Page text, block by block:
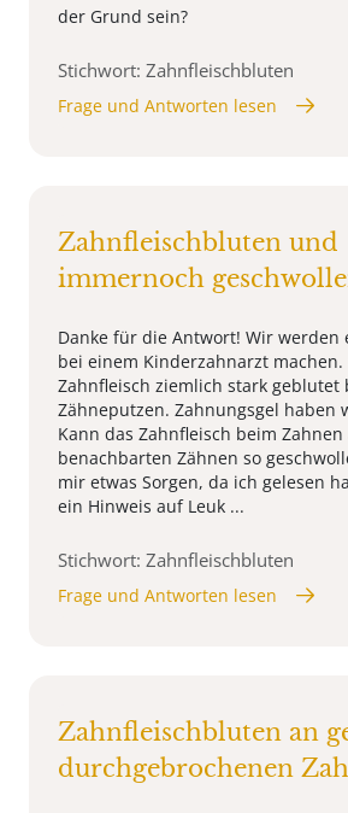
der Grund sein?
Stichwort: Zahnfleischbluten
Frage und Antworten lesen
Zahnfleischbluten und
immernoch
Danke für die Antwort! Wir werden
bei einem Kinderzahnarzt machen.
Zahnfleisch ziemlich stark geblutet
Zähneputzen. Zahnungsgel haben
Kann das Zahnfleisch beim
benachbarten Zähnen so
mir etwas Sorgen, da ich gelesen
ein Hinweis auf Leuk ...
Stichwort: Zahnfleischbluten
Frage und Antworten lesen
Zahnfleischbluten an
durchgebrochenen